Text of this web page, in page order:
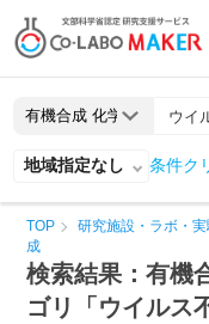
地域指定なし 条件ク
TOP 研究施設・ラボ・
成
検索結果：有機
ゴリ「ウイルス